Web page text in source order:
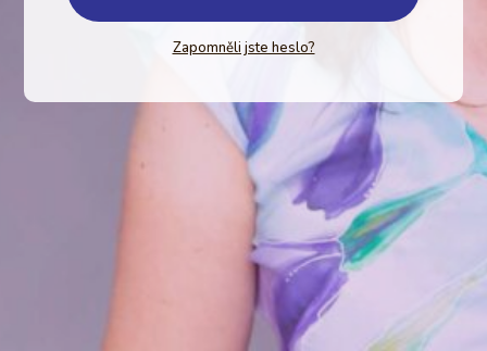
Zapomněli jste heslo?